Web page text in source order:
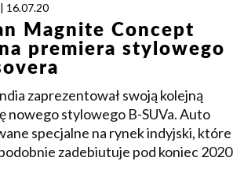
| 16.07.20
Magnite Concept
premiera stylowego
zaprezentował swoją kolejną
nowego stylowego B-SUVa. Auto
specjalne na rynek indyjski, które
zadebiutuje pod koniec 2020